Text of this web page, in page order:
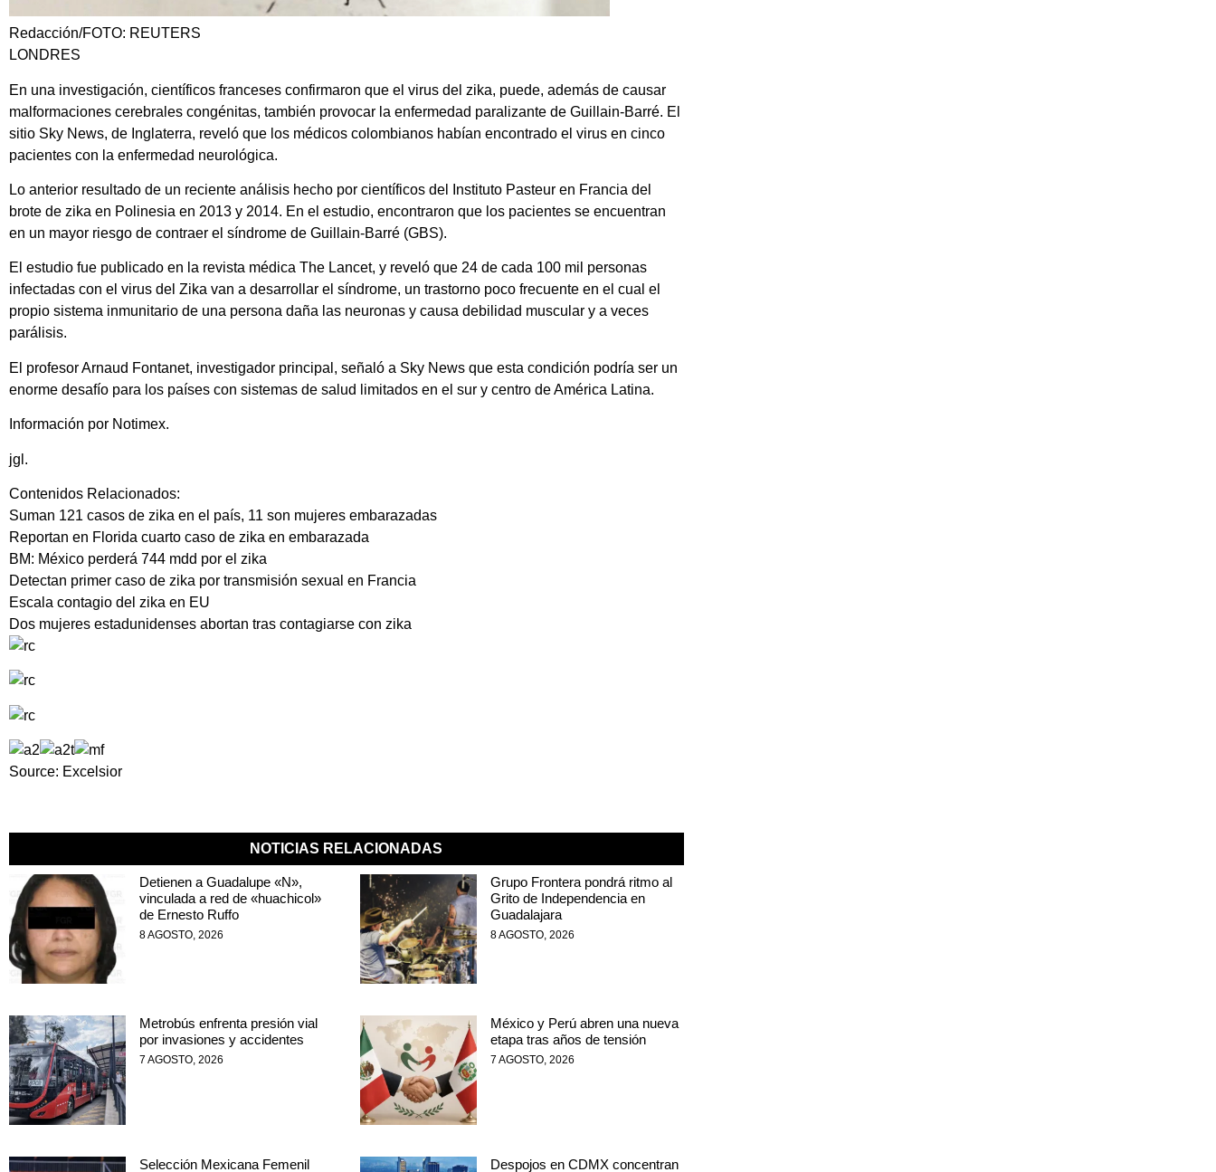
Redacción/FOTO: REUTERS
LONDRES
En una investigación, científicos franceses confirmaron que el virus del zika, puede, además de causar
malformaciones cerebrales congénitas, también provocar la enfermedad paralizante de Guillain-Barré. El
sitio Sky News, de Inglaterra, reveló que los médicos colombianos habían encontrado el virus en cinco
pacientes con la enfermedad neurológica.
Lo anterior resultado de un reciente análisis hecho por científicos del Instituto Pasteur en Francia del
brote de zika en Polinesia en 2013 y 2014. En el estudio, encontraron que los pacientes se encuentran
en un mayor riesgo de contraer el síndrome de Guillain-Barré (GBS).
El estudio fue publicado en la revista médica The Lancet, y reveló que 24 de cada 100 mil personas
infectadas con el virus del Zika van a desarrollar el síndrome, un trastorno poco frecuente en el cual el
propio sistema inmunitario de una persona daña las neuronas y causa debilidad muscular y a veces
parálisis.
El profesor Arnaud Fontanet, investigador principal, señaló a Sky News que esta condición podría ser un
enorme desafío para los países con sistemas de salud limitados en el sur y centro de América Latina.
Información por Notimex.
jgl.
Contenidos Relacionados:
Suman 121 casos de zika en el país, 11 son mujeres embarazadas
Reportan en Florida cuarto caso de zika en embarazada
BM: México perderá 744 mdd por el zika
Detectan primer caso de zika por transmisión sexual en Francia
Escala contagio del zika en EU
Dos mujeres estadunidenses abortan tras contagiarse con zika
Source: Excelsior
NOTICIAS RELACIONADAS
Detienen a Guadalupe «N»,
vinculada a red de «huachicol»
de Ernesto Ruffo
8 AGOSTO, 2026
Grupo Frontera pondrá ritmo al
Grito de Independencia en
Guadalajara
8 AGOSTO, 2026
Metrobús enfrenta presión vial
por invasiones y accidentes
7 AGOSTO, 2026
México y Perú abren una nueva
etapa tras años de tensión
7 AGOSTO, 2026
Selección Mexicana Femenil
Despojos en CDMX concentran